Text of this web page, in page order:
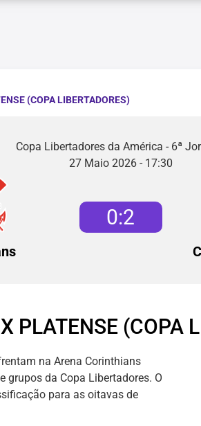
(COPA LIBERTADORES)
Copa Libertadores da América - 6ª
27 Maio 2026 - 17:30
0:2
PLATENSE (COPA
na Arena Corinthians
grupos da Copa Libertadores. O
para as oitavas de